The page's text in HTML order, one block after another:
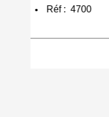
10pièce(s)